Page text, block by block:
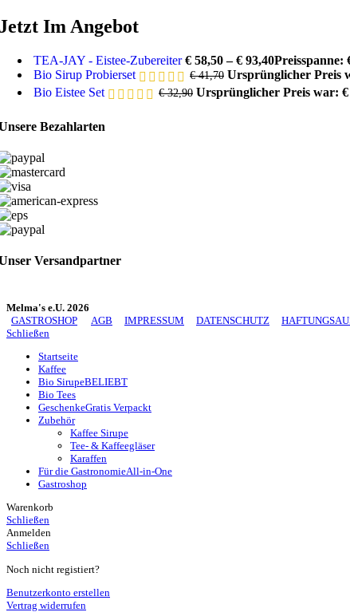
Im Angebot
TEA-JAY - Eistee-Zubereiter€ 58,50 –€ 93,40Preisspanne:
Bio Sirup Probierset
€41,70 Ursprünglicher Preis
Bio Eistee Set
€32,90 Ursprünglicher Preis war: €
Bezahlarten
Versandpartner
Melma's e.U. 2026
GASTROSHOP
AGB IMPRESSUM DATENSCHUTZ
Schließen
Startseite
Kaffee
Bio SirupeBELIEBT
Bio Tees
GeschenkeGratis Verpackt
Zubehör
Kaffee Sirupe
Tee- & Kaffeegläser
Karaffen
Für die GastronomieAll-in-One
Gastroshop
Warenkorb
Schließen
Anmelden
Schließen
Noch nicht registiert?
Benutzerkonto erstellen
Vertrag widerrufen